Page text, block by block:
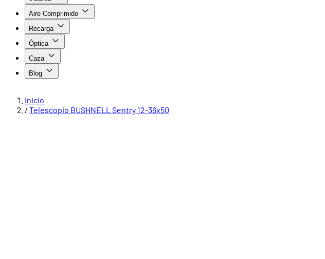
Aire Comprimido
Recarga
Óptica
Caza
Blog
Inicio
/ Telescopio BUSHNELL Sentry 12-36x50